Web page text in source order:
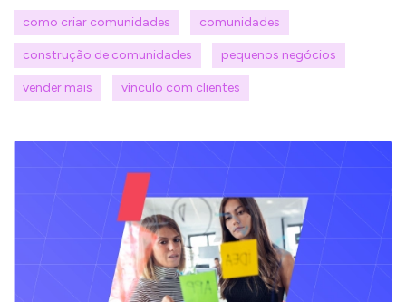
como criar comunidades comunidades
construção de comunidades pequenos negócios
vender mais vínculo com clientes